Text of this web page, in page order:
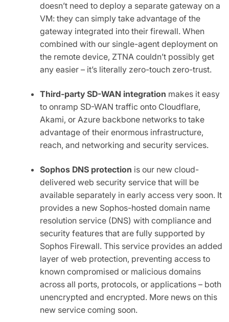
doesn’t need to deploy a separate gateway on a
VM: they can simply take advantage of the
gateway integrated into their firewall. When
combined with our single-agent deployment on
the remote device, ZTNA couldn’t possibly get
any easier – it’s literally zero-touch zero-trust.
Third-party SD-WAN integration makes it easy
to onramp SD-WAN traffic onto Cloudflare,
Akami, or Azure backbone networks to take
advantage of their enormous infrastructure,
reach, and networking and security services.
Sophos DNS protection is our new cloud-
delivered web security service that will be
available separately in early access very soon. It
provides a new Sophos-hosted domain name
resolution service (DNS) with compliance and
security features that are fully supported by
Sophos Firewall. This service provides an added
layer of web protection, preventing access to
known compromised or malicious domains
across all ports, protocols, or applications – both
unencrypted and encrypted. More news on this
new service coming soon.